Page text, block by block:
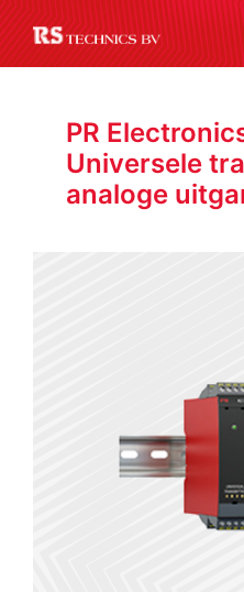
PR
Universele
analoge